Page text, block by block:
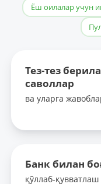
Ёш оилалар учун
Тез-тез
саволлар
ва уларга
Банк билан
қўллаб-